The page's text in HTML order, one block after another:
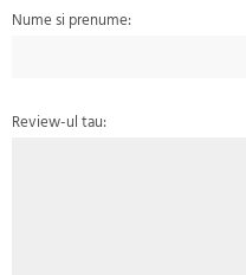
Nume si prenume:
Review-ul tau: